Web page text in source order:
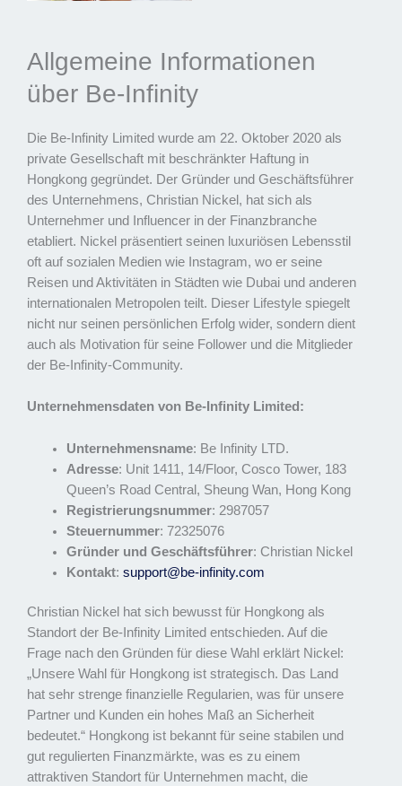
Allgemeine Informationen
über Be-Infinity
Die Be-Infinity Limited wurde am 22. Oktober 2020 als
private Gesellschaft mit beschränkter Haftung in
Hongkong gegründet. Der Gründer und Geschäftsführer
des Unternehmens, Christian Nickel, hat sich als
Unternehmer und Influencer in der Finanzbranche
etabliert. Nickel präsentiert seinen luxuriösen Lebensstil
oft auf sozialen Medien wie Instagram, wo er seine
Reisen und Aktivitäten in Städten wie Dubai und anderen
internationalen Metropolen teilt. Dieser Lifestyle spiegelt
nicht nur seinen persönlichen Erfolg wider, sondern dient
auch als Motivation für seine Follower und die Mitglieder
der Be-Infinity-Community.
Unternehmensdaten von Be-Infinity Limited:
Unternehmensname: Be Infinity LTD.
Adresse: Unit 1411, 14/Floor, Cosco Tower, 183
Queen’s Road Central, Sheung Wan, Hong Kong
Registrierungsnummer: 2987057
Steuernummer: 72325076
Gründer und Geschäftsführer: Christian Nickel
Kontakt: support@be-infinity.com
Christian Nickel hat sich bewusst für Hongkong als
Standort der Be-Infinity Limited entschieden. Auf die
Frage nach den Gründen für diese Wahl erklärt Nickel:
„Unsere Wahl für Hongkong ist strategisch. Das Land
hat sehr strenge finanzielle Regularien, was für unsere
Partner und Kunden ein hohes Maß an Sicherheit
bedeutet.“ Hongkong ist bekannt für seine stabilen und
gut regulierten Finanzmärkte, was es zu einem
attraktiven Standort für Unternehmen macht, die